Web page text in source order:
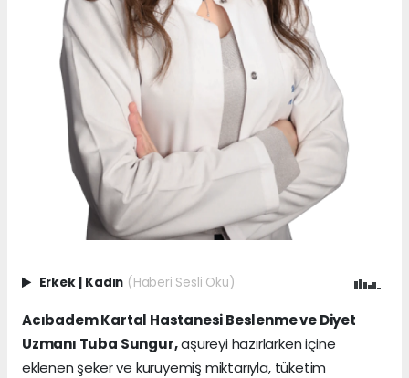
Erkek | Kadın (Haberi Sesli Oku)
Acıbadem Kartal Hastanesi Beslenme ve Diyet
Uzmanı Tuba Sungur,aşureyi hazırlarken içine
eklenen şeker ve kuruyemiş miktarıyla, tüketim